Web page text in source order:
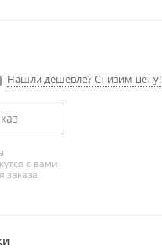
Нашли дешевле? Снизим цену!
с вами
заказа